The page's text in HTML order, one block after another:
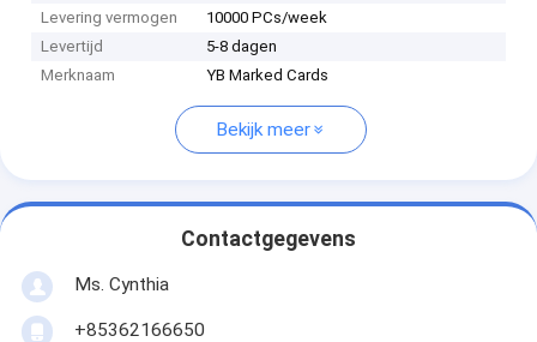
Levering vermogen
10000 PCs/week
Levertijd
5-8 dagen
Merknaam
YB Marked Cards
Bekijk meer
Contactgegevens
Ms. Cynthia
‪+85362166650‬